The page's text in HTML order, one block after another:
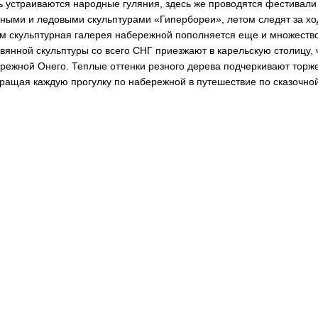
устраиваются народные гуляния, здесь же проводятся
и ледовыми скульптурами «Гипербореи», летом следят за
скульптурная галерея набережной пополняется еще и
скульптуры со всего СНГ приезжают в карельскую столицу,
Онего. Теплые оттенки резного дерева подчеркивают
каждую прогулку по набережной в путешествие по